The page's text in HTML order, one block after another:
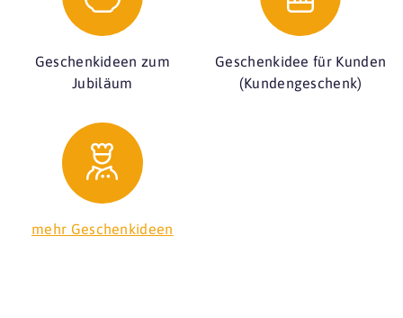
Geschenkideen zum
Jubiläum
Geschenkidee für Kunden
(Kundengeschenk)
mehr Geschenkideen